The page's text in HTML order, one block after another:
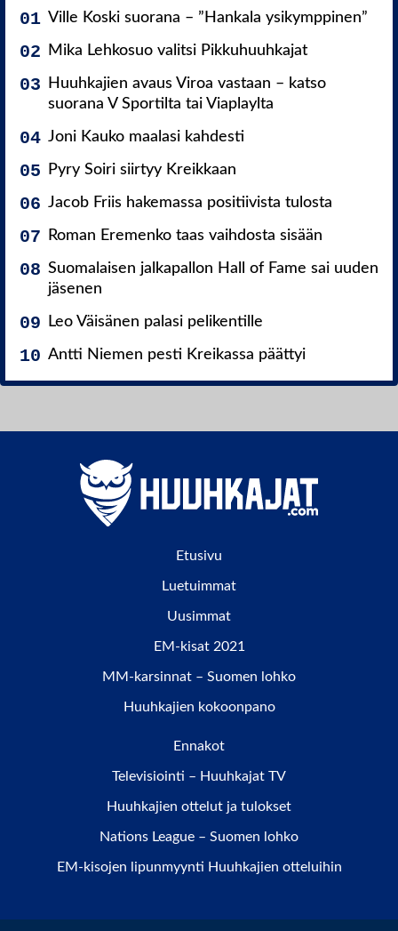
Ville Koski suorana – ”Hankala ysikymppinen”
Mika Lehkosuo valitsi Pikkuhuuhkajat
Huuhkajien avaus Viroa vastaan – katso
suorana V Sportilta tai Viaplaylta
Joni Kauko maalasi kahdesti
Pyry Soiri siirtyy Kreikkaan
Jacob Friis hakemassa positiivista tulosta
Roman Eremenko taas vaihdosta sisään
Suomalaisen jalkapallon Hall of Fame sai uuden
jäsenen
Leo Väisänen palasi pelikentille
Antti Niemen pesti Kreikassa päättyi
Etusivu
Luetuimmat
Uusimmat
EM-kisat 2021
MM-karsinnat – Suomen lohko
Huuhkajien kokoonpano
Ennakot
Televisiointi – Huuhkajat TV
Huuhkajien ottelut ja tulokset
Nations League – Suomen lohko
EM-kisojen lipunmyynti Huuhkajien otteluihin